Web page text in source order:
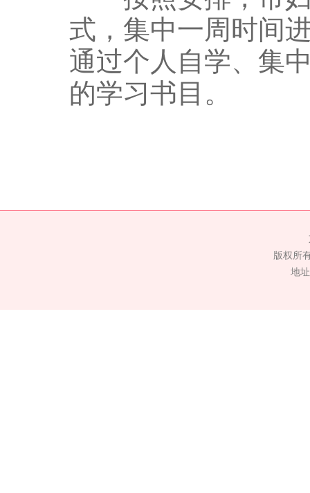
式，集中一周时间
通过个人自学、集
的学习书目。
版权所
地